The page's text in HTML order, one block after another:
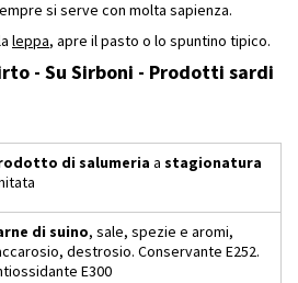
si serve con molta sapienza.
leppa, apre il pasto o lo spuntino tipico.
- Su Sirboni - Prodotti sardi
di salumeria a stagionatura
di suino, sale, spezie e aromi,
destrosio. Conservante E252.
E300